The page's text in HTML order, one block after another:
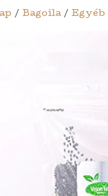
/ Bagoila/ Egyéb